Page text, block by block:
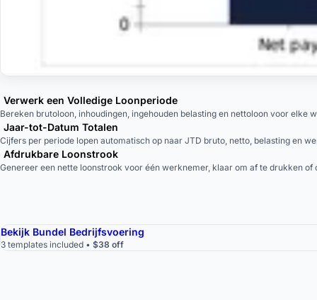
Verwerk een Volledige Loonperiode
Bereken brutoloon, inhoudingen, ingehouden belasting en nettoloon voor elke
Jaar-tot-Datum Totalen
Cijfers per periode lopen automatisch op naar JTD bruto, netto, belasting en
Afdrukbare Loonstrook
Genereer een nette loonstrook voor één werknemer, klaar om af te drukken of
Bekijk Bundel Bedrijfsvoering
3 templates included • $38 off